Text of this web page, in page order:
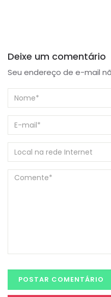
Deixe um comentário
Seu endereço de e-mail